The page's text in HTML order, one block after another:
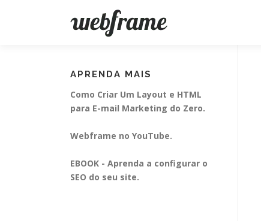
APRENDA MAIS
Como Criar Um Layout e HTML
para E-mail Marketing do Zero.
Webframe no YouTube.
EBOOK - Aprenda a configurar o
SEO do seu site.